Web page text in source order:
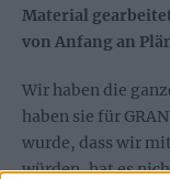
Material
von Anfang an
Wir haben die
haben sie für
wurde, dass wir
würden, hat es